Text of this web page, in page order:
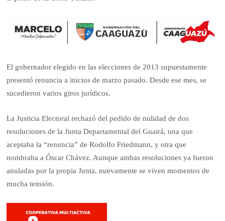
El gobernador elegido en las elecciones de 2013 supuestamente
presentó renuncia a inicios de marzo pasado. Desde ese mes, se
sucedieron varios giros jurídicos.
La Justicia Electoral rechazó del pedido de nulidad de dos
resoluciones de la Junta Departamental del Guairá, una que
aceptaba la “renuncia” de Rodolfo Friedmann, y otra que
nombraba a Óscar Chávez. Aunque ambas resoluciones ya fueron
anuladas por la propia Junta, nuevamente se viven momentos de
mucha tensión.